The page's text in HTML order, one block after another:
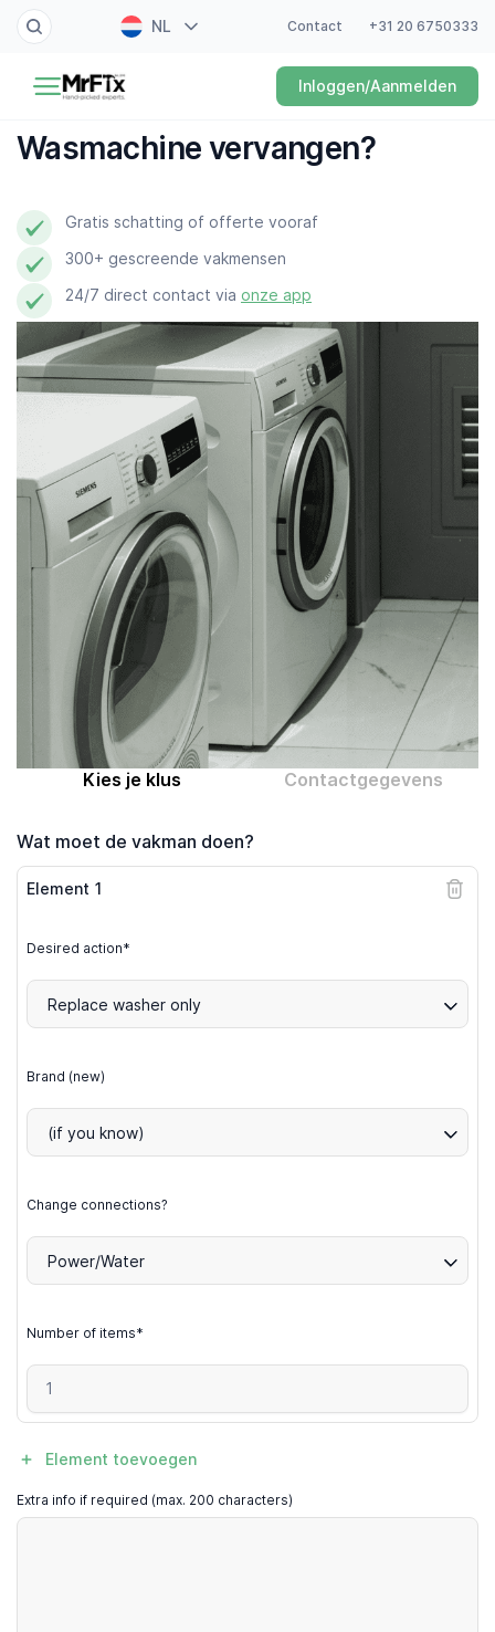
NL
FR
ES
Contact +31 20 6750333
Inloggen/Aanmelden
Schilder
Elektricien
Loodgieter
Slotenmaker
Witgoedmonteur
Hovenier
Schoonmaker
Computer expert
Over MrFix
Log in als vakman
Wasmachine vervangen?
Gratis schatting of offerte vooraf
300+ gescreende vakmensen
24/7 direct contact via onze app
Kies je klus Contactgegevens
Wat moet de vakman doen?
Element 1
Desired action*
Replace washer only
Brand (new)
(if you know)
Change connections?
Power/Water
Number of items*
Element toevoegen
Extra info if required (max. 200 characters)